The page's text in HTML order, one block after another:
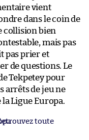
vient
dans le coin de
collision bien
mais pas
pas prier et
de questions. Le
Tekpetey pour
arrêts de jeu ne
Ligue Europa.
toute